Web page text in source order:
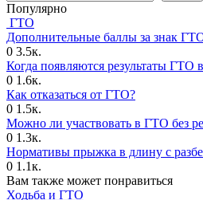
Популярно
ГТО
Дополнительные баллы за знак
0 3.5к.
Когда появляются результаты ГТО
0 1.6к.
Как отказаться от ГТО?
0 1.5к.
Можно ли участвовать в ГТО без
0 1.3к.
Нормативы прыжка в длину с
0 1.1к.
Вам также может понравиться
Ходьба и ГТО